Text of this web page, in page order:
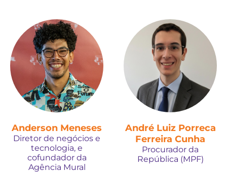
Anderson Meneses
Diretor de negócios e
tecnologia, e
cofundador da
Agência Mural
André Luiz Porreca
Ferreira Cunha
Procurador da
República (MPF)